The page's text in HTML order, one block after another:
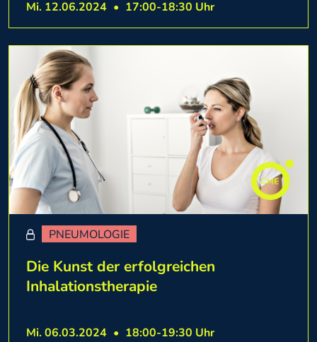
Mi. 12.06.2024 • 17:00-18:30 Uhr
PNEUMOLOGIE
Die Kunst der erfolgreichen
Inhalationstherapie
Mi. 06.03.2024 • 18:00-19:30 Uhr